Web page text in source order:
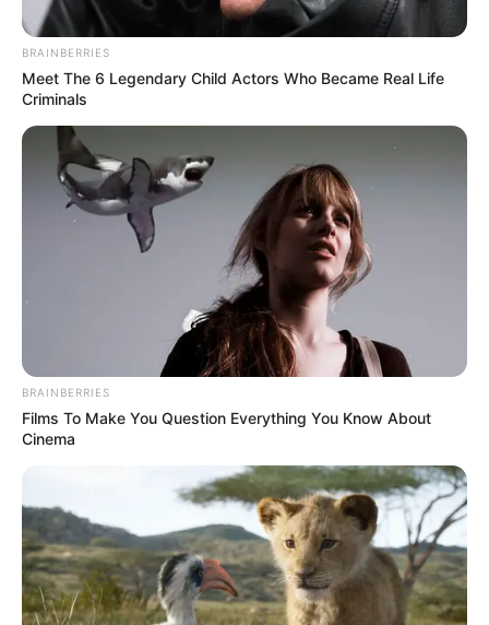
Walgreens Hides This $1 Generic Viagra - Here's
The Aisle It's Really In.
BRAINBERRIES
Meet The 6 Legendary Child Actors Who Became Real Life
Criminals
BRAINBERRIES
Films To Make You Question Everything You Know About
Cinema